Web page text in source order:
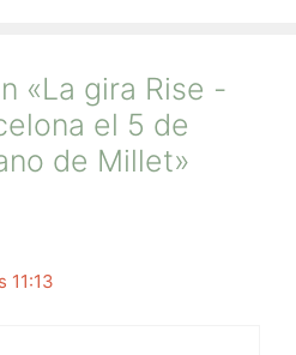
«La gira Rise -
el 5 de
de Millet»
11:13